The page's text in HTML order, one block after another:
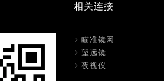
相关连接
瞄准镜网
望远镜
夜视仪